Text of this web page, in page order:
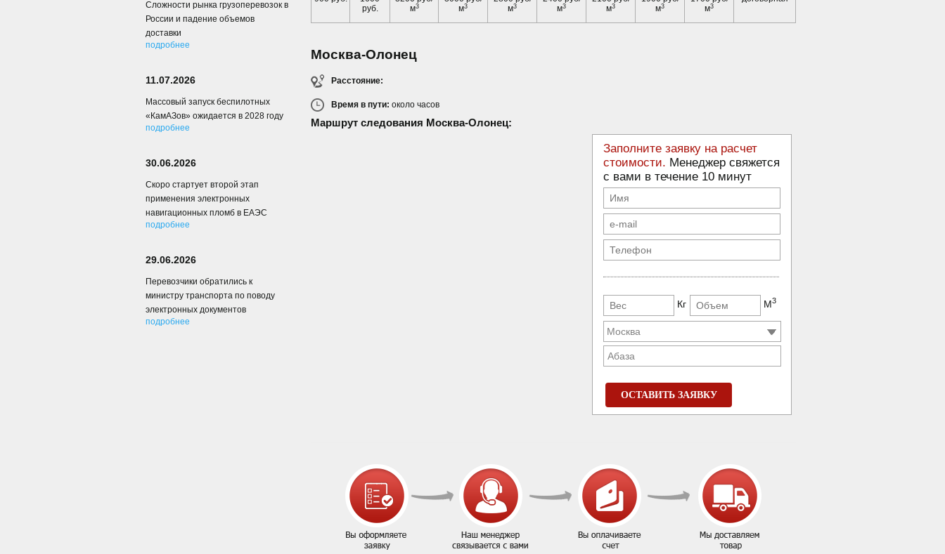
руб.
м3
м3
м3
м3
м3
м3
м3
Москва-Олонец
Расстояние:
Время в пути: около часов
Маршрут следования Москва-Олонец:
Заполните заявку на расчет
стоимости. Менеджер свяжется
с вами в течение 10 минут
Кг М3
Абаза
ОСТАВИТЬ ЗАЯВКУ
Сложности рынка грузоперевозок в
России и падение объемов
доставки
подробнее
11.07.2026
Массовый запуск беспилотных
«КамАЗов» ожидается в 2028 году
подробнее
30.06.2026
Скоро стартует второй этап
применения электронных
навигационных пломб в ЕАЭС
подробнее
29.06.2026
Перевозчики обратились к
министру транспорта по поводу
электронных документов
подробнее